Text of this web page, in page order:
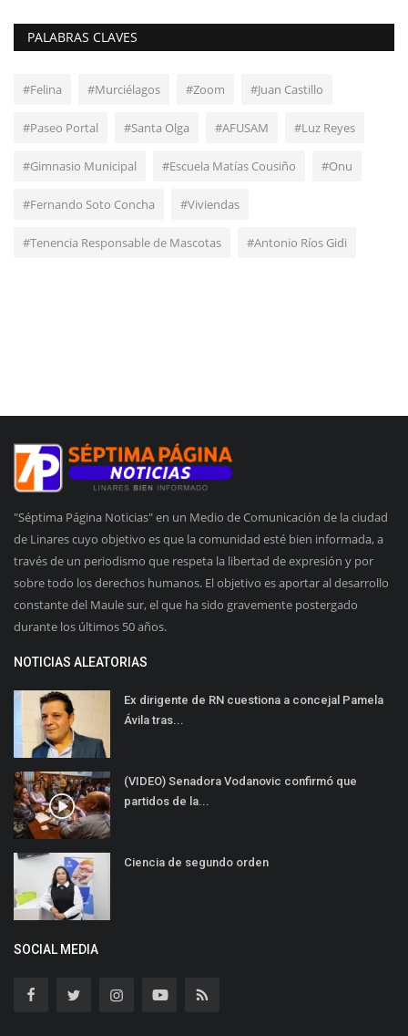
PALABRAS CLAVES
#Felina #Murciélagos #Zoom #Juan Castillo
#Paseo Portal #Santa Olga #AFUSAM #Luz Reyes
#Gimnasio Municipal #Escuela Matías Cousiño #Onu
#Fernando Soto Concha #Viviendas
#Tenencia Responsable de Mascotas #Antonio Ríos Gidi
"Séptima Página Noticias" en un Medio de Comunicación de la ciudad
de Linares cuyo objetivo es que la comunidad esté bien informada, a
través de un periodismo que respeta la libertad de expresión y por
sobre todo los derechos humanos. El objetivo es aportar al desarrollo
constante del Maule sur, el que ha sido gravemente postergado
durante los últimos 50 años.
NOTICIAS ALEATORIAS
Ex dirigente de RN cuestiona a concejal Pamela
Ávila tras...
(VIDEO) Senadora Vodanovic confirmó que
partidos de la...
Ciencia de segundo orden
SOCIAL MEDIA